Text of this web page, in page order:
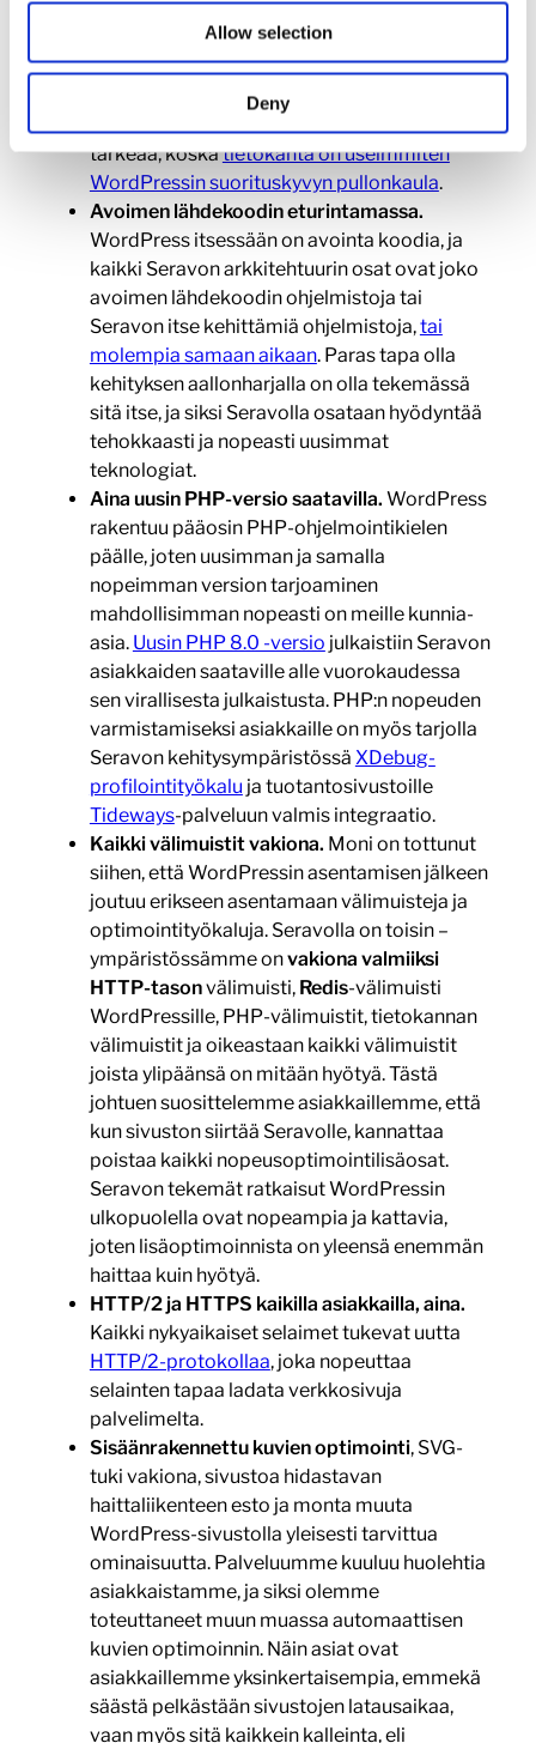
Allow selection
Deny
tietokantaohjelmisto MariaDB on
suomalaislähtöinen ja henkilökuntamme on
osallistunut sen kehittämiseen. Sen ansiosta
meillä on ainutlaatuista tietotaitoa
tietokannan optimointiin, mikä on erityisen
tärkeää, koskatietokanta on useimmiten
WordPressin suorituskyvyn pullonkaula.
Avoimen lähdekoodin eturintamassa.
WordPress itsessään on avointa koodia, ja
kaikki Seravon arkkitehtuurin osat ovat joko
avoimen lähdekoodin ohjelmistoja tai
Seravon itse kehittämiä ohjelmistoja,tai
molempia samaan aikaan. Paras tapa olla
kehityksen aallonharjalla on olla tekemässä
sitä itse, ja siksi Seravolla osataan hyödyntää
tehokkaasti ja nopeasti uusimmat
teknologiat.
Aina uusin PHP-versio saatavilla. WordPress
rakentuu pääosin PHP-ohjelmointikielen
päälle, joten uusimman ja samalla
nopeimman version tarjoaminen
mahdollisimman nopeasti on meille kunnia-
asia. Uusin PHP 8.0 -versio julkaistiin Seravon
asiakkaiden saataville alle vuorokaudessa
sen virallisesta julkaistusta. PHP:n nopeuden
varmistamiseksi asiakkaille on myös tarjolla
Seravon kehitysympäristössä XDebug-
profilointityökalu ja tuotantosivustoille
Tideways-palveluun valmis integraatio.
Kaikki välimuistit vakiona. Moni on tottunut
siihen, että WordPressin asentamisen jälkeen
joutuu erikseen asentamaan välimuisteja ja
optimointityökaluja. Seravolla on toisin –
ympäristössämme onvakiona valmiiksi
HTTP-tasonvälimuisti, Redis-välimuisti
WordPressille, PHP-välimuistit, tietokannan
välimuistit ja oikeastaan kaikki välimuistit
joista ylipäänsä on mitään hyötyä. Tästä
johtuen suosittelemme asiakkaillemme, että
kun sivuston siirtää Seravolle, kannattaa
poistaa kaikki nopeusoptimointilisäosat.
Seravon tekemät ratkaisut WordPressin
ulkopuolella ovat nopeampia ja kattavia,
joten lisäoptimoinnista on yleensä enemmän
haittaa kuin hyötyä.
HTTP/2 ja HTTPS kaikilla asiakkailla, aina.
Kaikki nykyaikaiset selaimet tukevat uutta
HTTP/2-protokollaa, joka nopeuttaa
selainten tapaa ladata verkkosivuja
palvelimelta.
Sisäänrakennettu kuvien optimointi, SVG-
tuki vakiona, sivustoa hidastavan
haittaliikenteen esto ja monta muuta
WordPress-sivustolla yleisesti tarvittua
ominaisuutta. Palveluumme kuuluu huolehtia
asiakkaistamme, ja siksi olemme
toteuttaneet muun muassa automaattisen
kuvien optimoinnin. Näin asiat ovat
asiakkaillemme yksinkertaisempia, emmekä
säästä pelkästään sivustojen latausaikaa,
vaan myös sitä kaikkein kalleinta, eli